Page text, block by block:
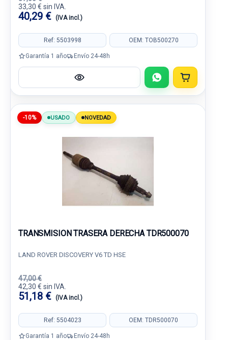
33,30 € sin IVA.
40,29 € (IVA incl.)
Ref: 5503998 OEM: TOB500270
Garantía 1 año Envío 24-48h
-10% USADO NOVEDAD
TRANSMISION TRASERA DERECHA TDR500070
LAND ROVER DISCOVERY V6 TD HSE
47,00 €
42,30 € sin IVA.
51,18 € (IVA incl.)
Ref: 5504023 OEM: TDR500070
Garantía 1 año Envío 24-48h